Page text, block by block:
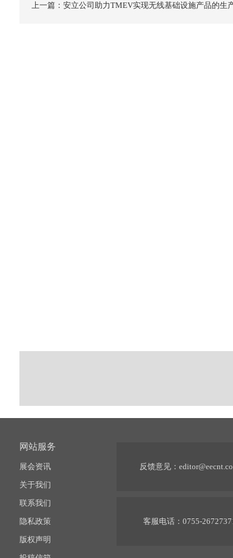
上一篇：安立公司助力TMEV实现无线基础设施产品的生
网站服务
展会资讯
关于我们
联系我们
隐私政策
版权声明
反馈意见：
客服电话：0755-